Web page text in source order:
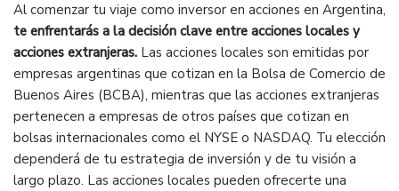
Al comenzar tu viaje como inversor en acciones en Argentina,
te enfrentarás a la decisión clave entre acciones locales y
acciones extranjeras. Las acciones locales son emitidas por
empresas argentinas que cotizan en la Bolsa de Comercio de
Buenos Aires (BCBA), mientras que las acciones extranjeras
pertenecen a empresas de otros países que cotizan en
bolsas internacionales como el NYSE o NASDAQ. Tu elección
dependerá de tu estrategia de inversión y de tu visión a
largo plazo. Las acciones locales pueden ofrecerte una